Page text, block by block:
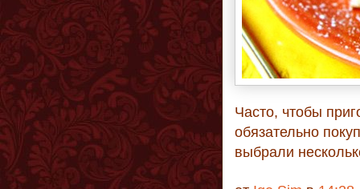
Часто, чтобы
обязательно
выбрали